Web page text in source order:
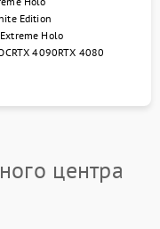
Edition
Holo
RTX 4090RTX 4080
центра